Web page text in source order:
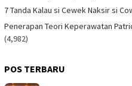
7 Tanda Kalau si Cewek Naksir si
Penerapan Teori Keperawatan
(4,982)
POS TERBARU